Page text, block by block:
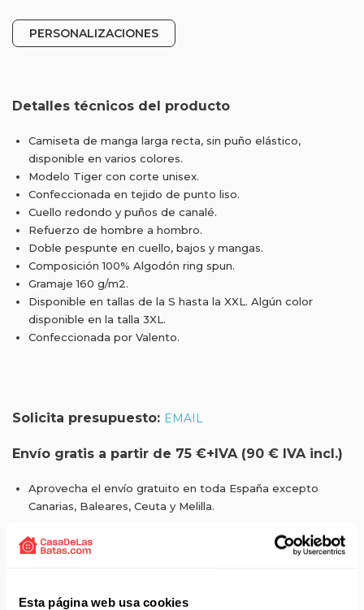
Esta página web usa cookies
PERSONALIZACIONES
Detalles técnicos del producto
Camiseta de manga larga recta, sin puño elástico,
disponible en varios colores.
Modelo Tiger con corte unisex.
Confeccionada en tejido de punto liso.
Cuello redondo y puños de canalé.
Refuerzo de hombre a hombro.
Doble pespunte en cuello, bajos y mangas.
Composición 100% Algodón ring spun.
Gramaje 160 g/m2.
Disponible en tallas de la S hasta la XXL. Algún color
disponible en la talla 3XL.
Confeccionada por Valento.
Solicita presupuesto: EMAIL
Envío gratis a partir de 75 €+IVA (90 € IVA incl.)
Aprovecha el envío gratuito en toda España excepto
Canarias, Baleares, Ceuta y Melilla.
ENVÍOS EN AGOSTO